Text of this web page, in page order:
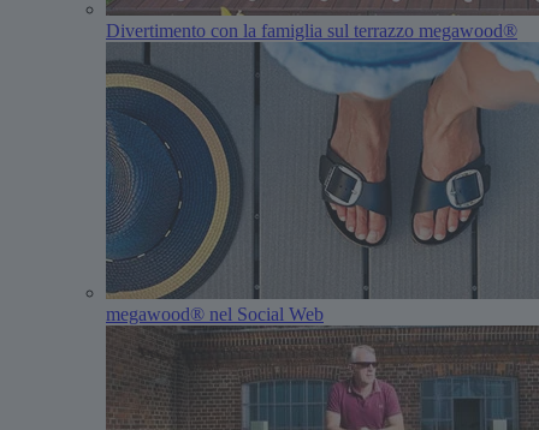
Divertimento con la famiglia sul terrazzo megawood®
megawood® nel Social Web